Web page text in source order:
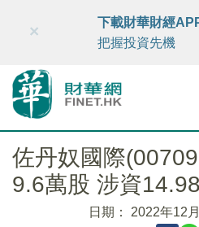
財華智庫網 FINTV
×
下載財華財經
把握投資先機
佐丹奴國際
9.6萬股 涉資
日期： 2022年12